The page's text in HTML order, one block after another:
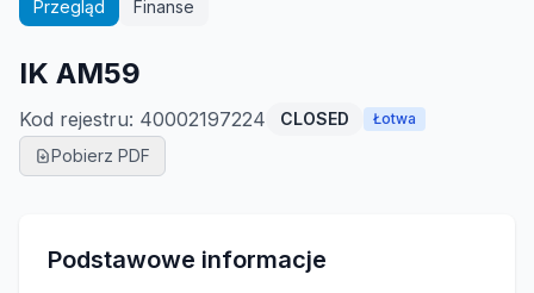
Przegląd Finanse
IK AM59
Kod rejestru: 40002197224 CLOSED Łotwa
Pobierz PDF
Podstawowe informacje